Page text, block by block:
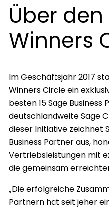
Über den
Winners
Im Geschäftsjahr 2017
Winners Circle ein
besten 15 Sage Business
deutschlandweite Sage
dieser Initiative zeichnet
Business Partner aus,
Vertriebsleistungen mit
die gemeinsam
„Die erfolgreiche
Partnern hat seit jeher